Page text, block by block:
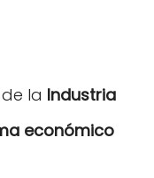
la Industria
económico